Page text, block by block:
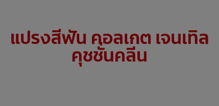
แปรงสีฟัน คอลเกต เจนเทิล
คุชชั่นคลีน